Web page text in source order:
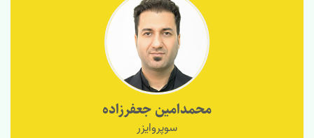
محمدامین جعفرزاده
سوپروایزر